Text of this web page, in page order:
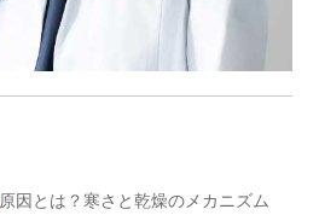
原因とは？寒さと乾燥のメカニズム